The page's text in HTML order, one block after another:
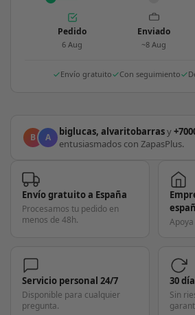
Pedido
6 Aug
Enviado
~8 Aug
Envío gratuito Con seguimiento
B A biglucas, alvaritobarrasy
entusiasmados con ZapasPlus.
Envío gratuito a España
Procesamos tu pedido en
menos de 48h.
Servicio personal 24/7
Disponible para cualquier
pregunta.
30
Sin